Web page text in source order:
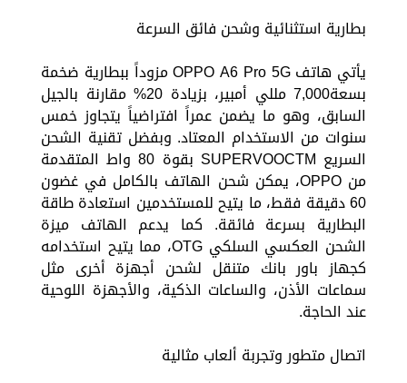
بطارية استثنائية وشحن فائق السرعة
يأتي هاتف OPPO A6 Pro 5G مزوداً ببطارية ضخمة
بسعة7,000 مللي أمبير، بزيادة 20% مقارنة بالجيل
السابق، وهو ما يضمن عمراً افتراضياً يتجاوز خمس
سنوات من الاستخدام المعتاد. وبفضل تقنية الشحن
السريع SUPERVOOCTM بقوة 80 واط المتقدمة
من OPPO، يمكن شحن الهاتف بالكامل في غضون
60 دقيقة فقط، ما يتيح للمستخدمين استعادة طاقة
البطارية بسرعة فائقة. كما يدعم الهاتف ميزة
الشحن العكسي السلكي OTG، مما يتيح استخدامه
كجهاز باور بانك متنقل لشحن أجهزة أخرى مثل
سماعات الأذن، والساعات الذكية، والأجهزة اللوحية
عند الحاجة.
اتصال متطور وتجربة ألعاب مثالية